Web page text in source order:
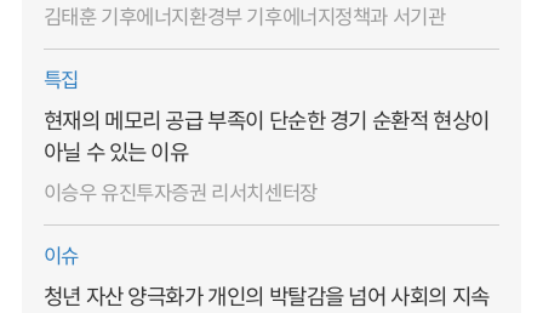
김태훈 기후에너지환경부 기후에너지정책과 서기관
특집
현재의 메모리 공급 부족이 단순한 경기 순환적 현상이
아닐 수 있는 이유
이승우 유진투자증권 리서치센터장
이슈
청년 자산 양극화가 개인의 박탈감을 넘어 사회의 지속